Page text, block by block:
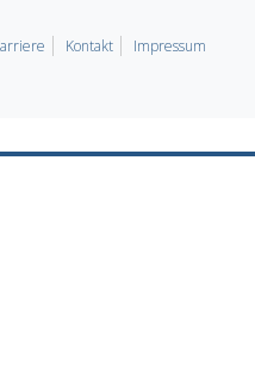
Kontakt Impressum